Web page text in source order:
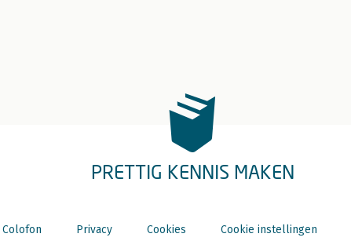
PRETTIG KENNIS MAKEN
Colofon Privacy Cookies Cookie instellingen